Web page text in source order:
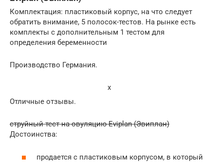
Комплектация: пластиковый корпус, на что следует
обратить внимание, 5 полосок-тестов. На рынке есть
комплекты с дополнительным 1 тестом для
определения беременности
Производство Германия.
x
Отличные отзывы.
струйный тест на овуляцию Eviplan (Эвиплан)
Достоинства:
продается с пластиковым корпусом, в который